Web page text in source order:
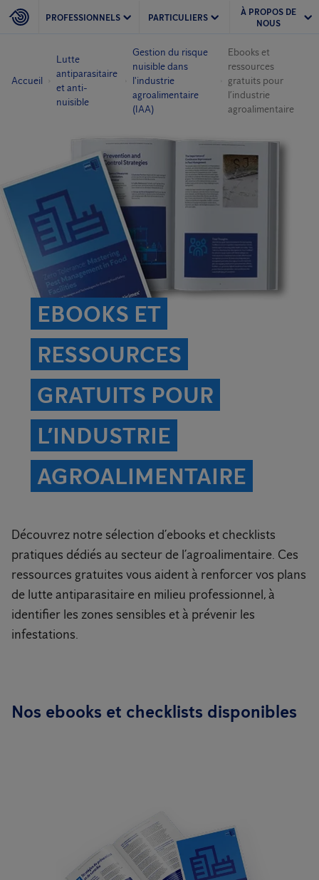
PROFESSIONNELS PARTICULIERS
À PROPOS DE
NOUS
Accueil
Lutte
antiparasitaire
et anti-
nuisible
Gestion du risque
nuisible dans
l'industrie
agroalimentaire
(IAA)
Ebooks et
ressources
gratuits pour
l’industrie
agroalimentaire
EBOOKS ET
RESSOURCES
GRATUITS POUR
L’INDUSTRIE
AGROALIMENTAIRE
Découvrez notre sélection d’ebooks et checklists
pratiques dédiés au secteur de l’agroalimentaire. Ces
ressources gratuites vous aident à renforcer vos plans
de lutte antiparasitaire en milieu professionnel, à
identifier les zones sensibles et à prévenir les
infestations.
Nos ebooks et checklists disponibles